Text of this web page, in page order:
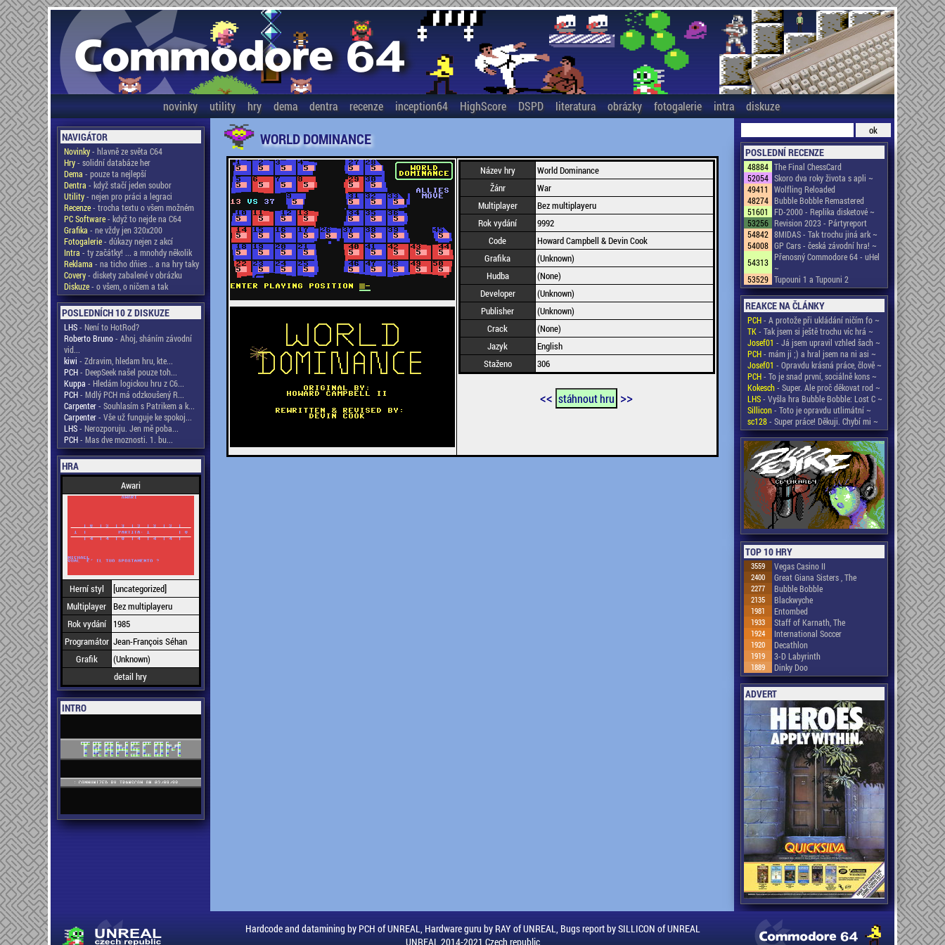
novinky utility hry dema dentra recenze inception64 HighScore DSPD literatura obrázky fotogalerie intra diskuze
NAVIGÁTOR
Novinky- hlavně ze světa C64
Hry- solidní databáze her
Dema - pouze ta nejlepší
Dentra - když stačí jeden soubor
Utility- nejen pro práci a legraci
Recenze- trocha textu o všem možném
PC Software- když to nejde na C64
Grafika - ne vždy jen 320x200
Fotogalerie- důkazy nejen z akcí
Intra - ty začátky! ... a mnohdy několik
Reklama - na ticho dňies .. a na hry taky
Covery- diskety zabalené v obrázku
Diskuze- o všem, o ničem a tak
POSLEDNÍCH 10 Z DISKUZE
LHS- Není to HotRod?
Roberto Bruno- Ahoj, sháním závodní
vid...
kiwi - Zdravim, hledam hru, kte...
PCH- DeepSeek našel pouze toh...
Kuppa - Hledám logickou hru z C6...
PCH- Mdlý PCH má odzkoušený R...
Carpenter- Souhlasím s Patrikem a k...
Carpenter- Vše už funguje ke spokoj...
LHS- Nerozporuju. Jen mě poba...
PCH- Mas dve moznosti. 1. bu...
HRA
Awari
Herní styl
[uncategorized]
Multiplayer Bez multiplayeru
Rok vydání
1985
Programátor Jean-François Séhan
Grafik
(Unknown)
detail hry
INTRO
WORLD DOMINANCE
Název hry
World Dominance
Žánr
War
Multiplayer
Bez multiplayeru
Rok vydání
9992
Code
Howard Campbell & Devin Cook
Grafika
(Unknown)
Hudba
(None)
Developer
(Unknown)
Publisher
(Unknown)
Crack
(None)
Jazyk
English
Staženo
306
<< stáhnout hru >>
POSLEDNÍ RECENZE
48884 The Final ChessCard
52054 Skoro dva roky života s apli ~
49411
Wolfling Reloaded
48274 Bubble Bobble Remastered
51601
FD-2000 - Replika disketové ~
53256 Revision 2023 - Pártyreport
54842 8MIDAS - Tak trochu jiná ark ~
54008 GP Cars - česká závodní hra! ~
54313 Přenosný Commodore 64 - uHel
~
53529 Tupouni 1 a Tupouni 2
REAKCE NA ČLÁNKY
PCH- A protože při ukládání ničím fo ~
TK- Tak jsem si ještě trochu víc hrá ~
Josef01 - Já jsem upravil vzhled šach ~
PCH- mám ji ;) a hral jsem na ni asi ~
Josef01 - Opravdu krásná práce, člově ~
PCH- To je snad první, sociálně kons ~
Kokesch- Super. Ale proč děkovat rod ~
LHS- Vyšla hra Bubble Bobble: Lost C ~
Sillicon- Toto je opravdu utlimátní ~
sc128- Super práce! Děkuji. Chybí mi ~
TOP 10 HRY
3559 Vegas Casino II
2400 Great Giana Sisters , The
2277 Bubble Bobble
2135 Blackwyche
1981 Entombed
1933 Staff of Karnath, The
1924 International Soccer
1920 Decathlon
1919 3-D Labyrinth
1889 Dinky Doo
ADVERT
Hardcode and datamining by PCH of UNREAL, Hardware guru by RAY of UNREAL, Bugs report by SILLICON of UNREAL
UNREAL 2014-2021 Czech republic